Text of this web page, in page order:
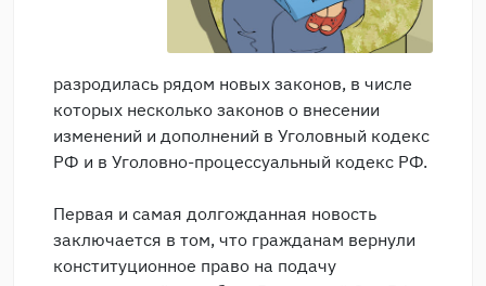
разродилась рядом новых законов, в числе
которых несколько законов о внесении
изменений и дополнений в Уголовный кодекс
РФ и в Уголовно-процессуальный кодекс РФ.
Первая и самая долгожданная новость
заключается в том, что гражданам вернули
конституционное право на подачу